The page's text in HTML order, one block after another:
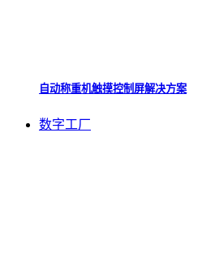
自动称重机触摸控制屏解决方案
数字工厂